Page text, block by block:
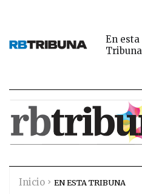
En esta
Tribuna
Inicio EN ESTA TRIBUNA